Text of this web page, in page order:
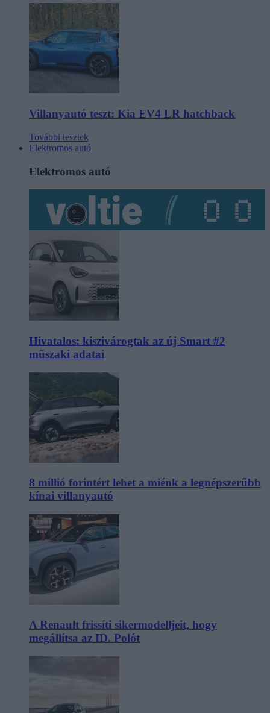
Villanyautó teszt: Kia EV4 LR hatchback
További tesztek
Elektromos autó
Elektromos autó
Hivatalos: kiszivárogtak az új Smart #2
műszaki adatai
8 millió forintért lehet a miénk a legnépszerűbb
kínai villanyautó
A Renault frissíti sikermodelljeit, hogy
megállítsa az ID. Polót